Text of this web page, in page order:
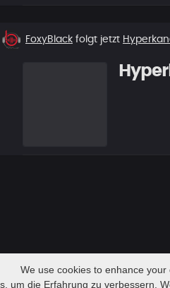
Neuer
FoxyBlack folgt jetzt
We use cookies to enhance
um die Erfahrung zu verbessern.